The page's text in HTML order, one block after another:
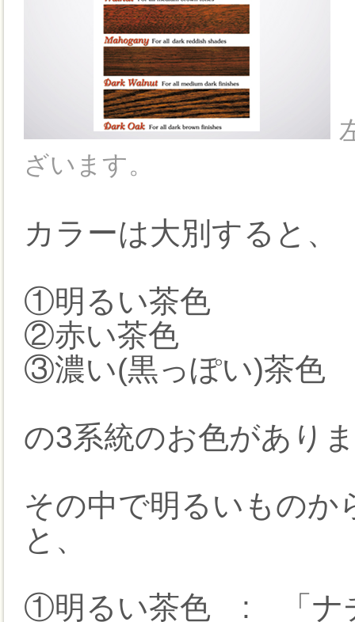
ざいます。
カラーは大別すると、
①明るい茶色
②赤い茶色
③濃い(黒っぽい)茶色
の3系統のお色があり
その中で明るいものか
と、
①明るい茶色 : 「